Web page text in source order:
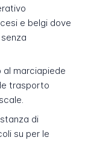
e belgi dove
al marciapiede
trasporto
di
su per le